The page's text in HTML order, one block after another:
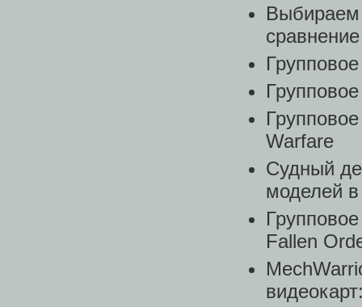
Выбираем
Warfare
Судный
моделей
Fallen